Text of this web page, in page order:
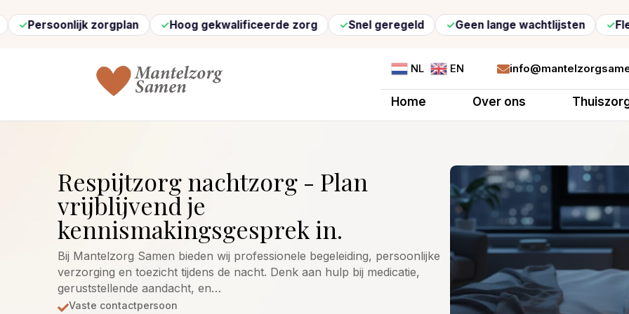
zorgplan Hoog gekwalificeerde zorg Snel geregeld Geen lange wachtlijsten Flexibele
NL EN 
Home Over ons
Respijtzorg nachtzorg - Plan
vrijblijvend je
kennismakingsgesprek in.
Bij Mantelzorg Samen bieden wij professionele begeleiding, persoonlijke
verzorging en toezicht tijdens de nacht. Denk aan hulp bij medicatie,
geruststellende aandacht, en…
Vaste contactpersoon